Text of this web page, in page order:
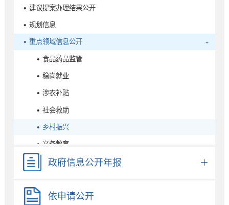
• 建议提案办理结果公开
• 规划信息
• 重点领域信息公开
• 食品药品监管
• 稳岗就业
• 涉农补贴
• 社会救助
• 乡村振兴
• 义务教育
• 养老服务
• 生态环境
政府信息公开年报
依申请公开